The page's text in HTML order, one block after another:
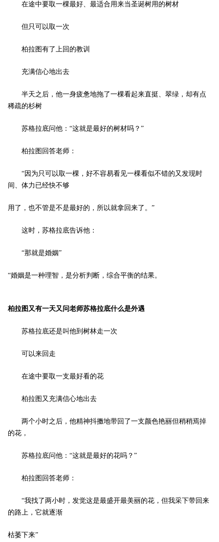
在途中要取一棵最好、最适合用来当圣诞树用的树材 ­
但只可以取一次 ­
柏拉图有了上回的教训 ­
充满信心地出去 ­
半天之后，他一身疲惫地拖了一棵看起来直挺、翠绿，却有点
稀疏的杉树 ­
苏格拉底问他：“这就是最好的树材吗？” ­
柏拉图回答老师： ­
“因为只可以取一棵，好不容易看见一棵看似不错的又发现时
间、体力已经快不够 ­
用了，也不管是不是最好的，所以就拿回来了。” ­
这时，苏格拉底告诉他： ­
“那就是婚姻” ­
“婚姻是一种理智，是分析判断，综合平衡的结果。 ­
柏拉图又有一天又问老师苏格拉底什么是外遇 ­
苏格拉底还是叫他到树林走一次 ­
可以来回走 ­
在途中要取一支最好看的花 ­
柏拉图又充满信心地出去 ­
两个小时之后，他精神抖擞地带回了一支颜色艳丽但稍稍焉掉
的花， ­
苏格拉底问他：“这就是最好的花吗？” ­
柏拉图回答老师： ­
“我找了两小时，发觉这是最盛开最美丽的花，但我采下带回来
的路上，它就逐渐 ­
枯萎下来” ­